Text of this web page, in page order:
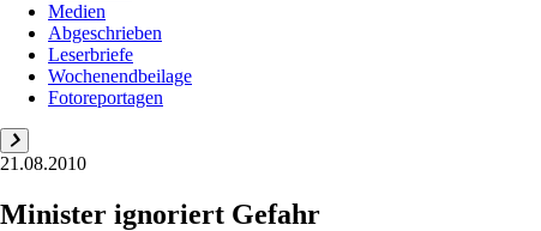
Medien
Abgeschrieben
Leserbriefe
Wochenendbeilage
Fotoreportagen
21.08.2010
Minister ignoriert Gefahr